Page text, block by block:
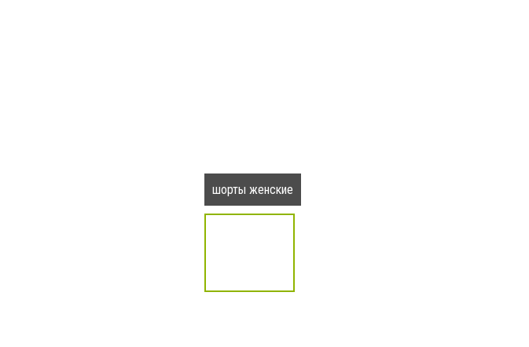
шорты женские